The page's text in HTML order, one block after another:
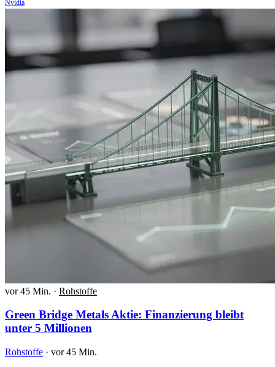
Nvidia
vor 45 Min. · Rohstoffe
Green Bridge Metals Aktie: Finanzierung bleibt
unter 5 Millionen
Rohstoffe · vor 45 Min.